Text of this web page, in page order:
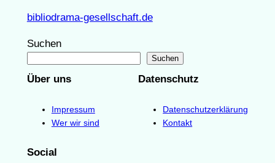
bibliodrama-gesellschaft.de
Suchen
Suchen
Über uns
Impressum
Wer wir sind
Datenschutz
Datenschutzerklärung
Kontakt
Social